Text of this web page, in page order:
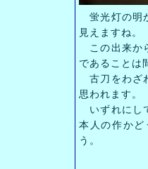
蛍光灯の明
見えますね。
この出来か
であることは
古刀をわざ
思われます。
いずれにし
本人の作か
う。